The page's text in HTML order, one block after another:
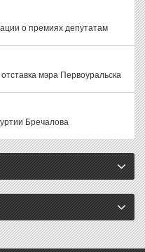
о премиях депутатам
мэра Первоуральска
Бречалова